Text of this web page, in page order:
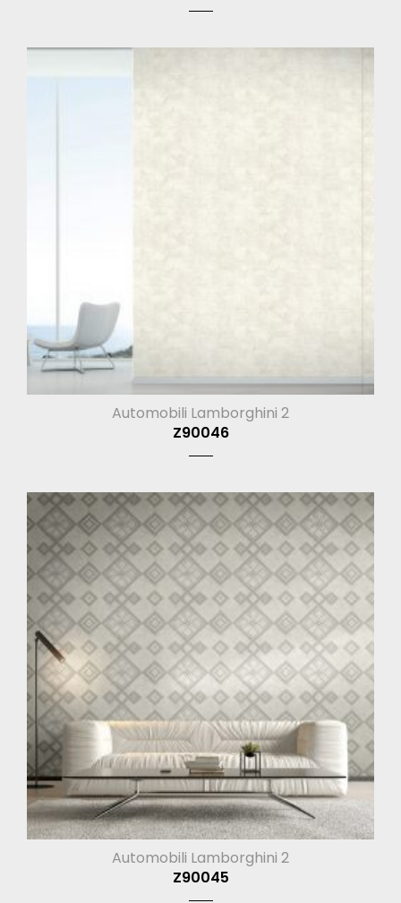
Automobili Lamborghini 2
Z90046
Automobili Lamborghini 2
Z90045